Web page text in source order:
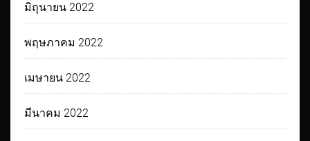
มิถุนายน 2022
พฤษภาคม 2022
เมษายน 2022
มีนาคม 2022